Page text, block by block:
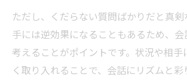
ただし、くだらない質問ばかりだと真
手には逆効果になることもあるため、
考えることがポイントです。状況や相手
く取り入れることで、会話にリズムと彩